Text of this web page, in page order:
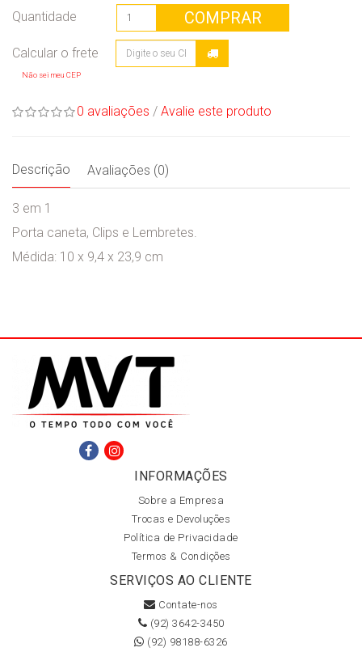
Quantidade COMPRAR
Não sei meu CEP
0 avaliações / Avalie este produto
Descrição Avaliações (0)
3 em 1
Porta caneta, Clips e Lembretes.
Médida: 10 x 9,4 x 23,9 cm
INFORMAÇÕES
Sobre a Empresa
Trocas e Devoluções
Política de Privacidade
Termos & Condições
SERVIÇOS AO CLIENTE
Contate-nos
(92) 3642-3450
(92) 98188-6326